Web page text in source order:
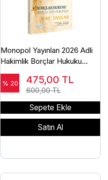
Monopol Yayınları 2026 Adli
Hakimlik Borçlar Hukuku
Genel ve Özel Hükümler Soru
Bankası Çözümlü Ömer
Keskinsoy
% 20 475,00 TL
600,00 TL
Sepete Ekle
Satın Al